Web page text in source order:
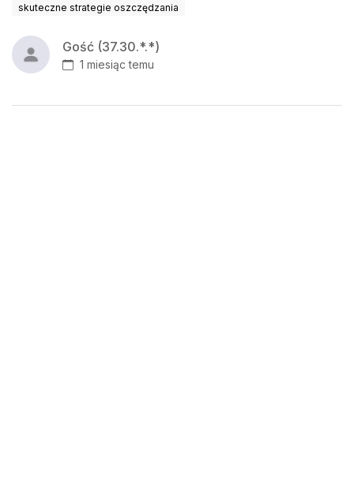
skuteczne strategie oszczędzania
Gość (37.30.*.*)
1 miesiąc temu